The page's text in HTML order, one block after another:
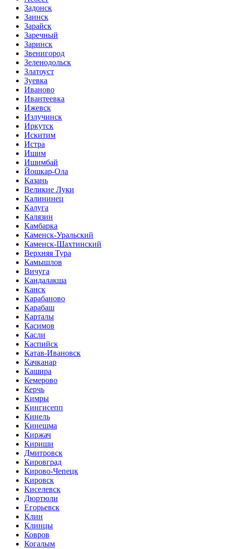
Задонск
Заинск
Зарайск
Заречный
Заринск
Звенигород
Зеленодольск
Златоуст
Зуевка
Иваново
Ивантеевка
Ижевск
Излучинск
Иркутск
Искитим
Истра
Ишим
Ишимбай
Йошкар-Ола
Казань
Великие Луки
Калининец
Калуга
Калязин
Камбарка
Каменск-Уральский
Каменск-Шахтинский
Верхняя Тура
Камышлов
Вичуга
Кандалакша
Канск
Карабаново
Карабаш
Карталы
Касимов
Касли
Каспийск
Катав-Ивановск
Качканар
Кашира
Кемерово
Керчь
Кимры
Кингисепп
Кинель
Кинешма
Киржач
Кириши
Дмитровск
Кировград
Кирово-Чепецк
Кировск
Киселевск
Дюртюли
Егорьевск
Клин
Клинцы
Ковров
Когалым